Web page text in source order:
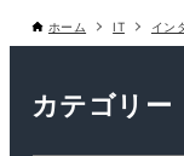
ホーム IT イン
カテゴリー